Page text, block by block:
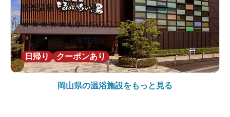
後楽温泉 ほのかの湯
★★★★★4.025件の口コミ
岡山県 / 岡山 / 清輝橋駅1.2km
日帰り
クーポンあり
岡山県の温浴施設をもっと見る